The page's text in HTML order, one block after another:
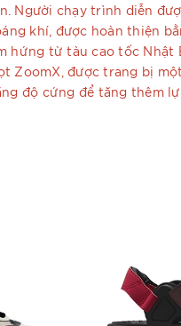
Người chạy trình diễn
khí, được hoàn thiện
hứng từ tàu cao tốc Nhật
ZoomX, được trang bị
độ cứng để tăng thêm